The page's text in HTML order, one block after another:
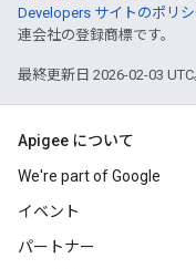
Developers サイトのポリ
連会社の登録商標です。
最終更新日 2026-02-03 UTC
Apigee について
We're part of Google
イベント
パートナー